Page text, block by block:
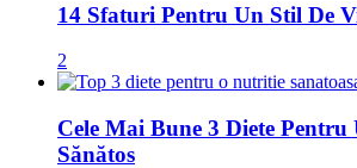
14 Sfaturi Pentru Un Stil De
2
Cele Mai Bune 3 Diete
Sănătos